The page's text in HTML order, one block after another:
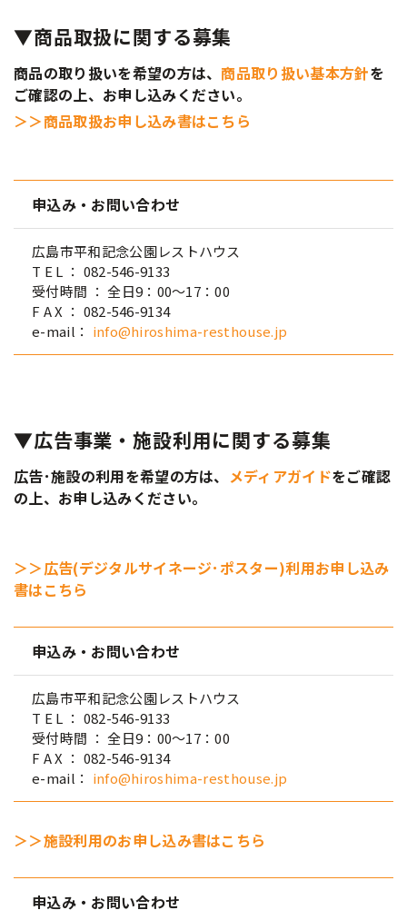
▼商品取扱に関する募集
商品の取り扱いを希望の方は、 商品取り扱い基本方針を
ご確認の上、お申し込みください。
＞＞商品取扱お申し込み書はこちら
申込み・お問い合わせ
広島市平和記念公園レストハウス
T E L ： 082-546-9133
受付時間 ： 全日9：00～17：00
F A X ： 082-546-9134
e-mail： info@hiroshima-resthouse.jp
▼広告事業・施設利用に関する募集
広告･施設の利用を希望の方は、 メディアガイドをご確認
の上、お申し込みください。
＞＞広告(デジタルサイネージ･ポスター)利用お申し込み
書はこちら
申込み・お問い合わせ
広島市平和記念公園レストハウス
T E L ： 082-546-9133
受付時間 ： 全日9：00～17：00
F A X ： 082-546-9134
e-mail： info@hiroshima-resthouse.jp
＞＞施設利用のお申し込み書はこちら
申込み・お問い合わせ